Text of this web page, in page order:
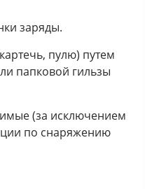
заряды.
пулю) путем
папковой гильзы
(за исключением
по снаряжению